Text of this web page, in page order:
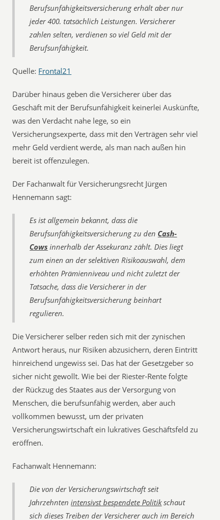
Berufsunfähigkeitsversicherung erhält aber nur
jeder 400. tatsächlich Leistungen. Versicherer
zahlen selten, verdienen so viel Geld mit der
Berufsunfähigkeit.
Quelle: Frontal21
Darüber hinaus geben die Versicherer über das
Geschäft mit der Berufsunfähigkeit keinerlei Auskünfte,
was den Verdacht nahe lege, so ein
Versicherungsexperte, dass mit den Verträgen sehr viel
mehr Geld verdient werde, als man nach außen hin
bereit ist offenzulegen.
Der Fachanwalt für Versicherungsrecht Jürgen
Hennemann sagt:
Es ist allgemein bekannt, dass die
Berufsunfähigkeitsversicherung zu den Cash-
Cows innerhalb der Assekuranz zählt. Dies liegt
zum einen an der selektiven Risikoauswahl, dem
erhöhten Prämienniveau und nicht zuletzt der
Tatsache, dass die Versicherer in der
Berufsunfähigkeitsversicherung beinhart
regulieren.
Die Versicherer selber reden sich mit der zynischen
Antwort heraus, nur Risiken abzusichern, deren Eintritt
hinreichend ungewiss sei. Das hat der Gesetzgeber so
sicher nicht gewollt. Wie bei der Riester-Rente folgte
der Rückzug des Staates aus der Versorgung von
Menschen, die berufsunfähig werden, aber auch
vollkommen bewusst, um der privaten
Versicherungswirtschaft ein lukratives Geschäftsfeld zu
eröffnen.
Fachanwalt Hennemann:
Die von der Versicherungswirtschaft seit
Jahrzehntenintensivst bespendete Politikschaut
sich dieses Treiben der Versicherer auch im Bereich